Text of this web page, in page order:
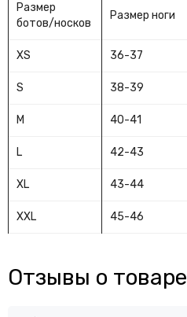
Размер
ботов/носков
Размер ноги
XS 36-37
S 38-39
M 40-41
L 42-43
XL 43-44
XXL 45-46
Отзывы о товаре